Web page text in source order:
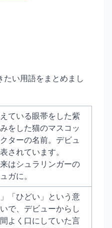
たい用語をまとめまし
ている眼帯をした紫
をした猫のマスコッ
ターの名前。デビュ
されています。
はシュラリンガーの
ガに。
」「ひどい」という意
で、デビューからし
よく口にしていた言